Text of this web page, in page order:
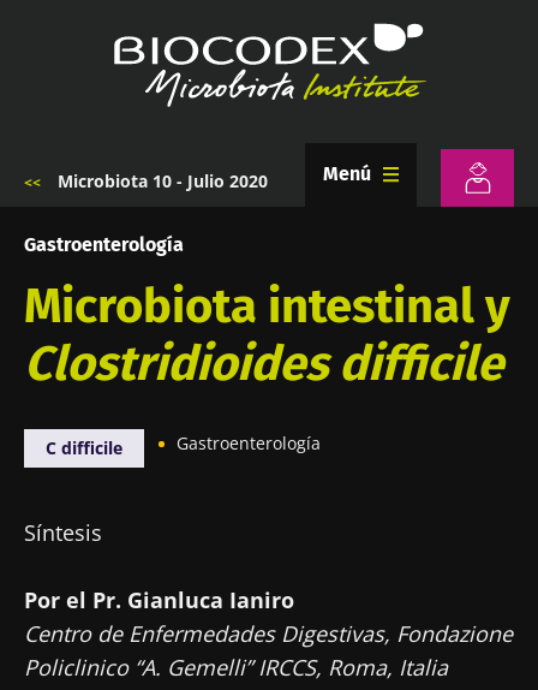
de
a
la
navegación
Microbiota 10 - Julio 2020 Menú
Gastroenterología
Microbiota intestinal y
Clostridioides difficile
C difficile Gastroenterología
Síntesis
Por el Pr. Gianluca Ianiro
Centro de Enfermedades Digestivas, Fondazione
Policlinico “A. Gemelli” IRCCS, Roma, Italia